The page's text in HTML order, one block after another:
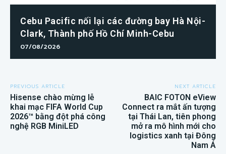
Cebu Pacific nối lại các đường bay Hà Nội-
Clark, Thành phố Hồ Chí Minh-Cebu
07/08/2026
PREVIOUS ARTICLE
Hisense chào mừng lễ
khai mạc FIFA World Cup
2026™ bằng đột phá công
nghệ RGB MiniLED
NEXT ARTICLE
BAIC FOTON eView
Connect ra mắt ấn tượng
tại Thái Lan, tiên phong
mở ra mô hình mới cho
logistics xanh tại Đông
Nam Á